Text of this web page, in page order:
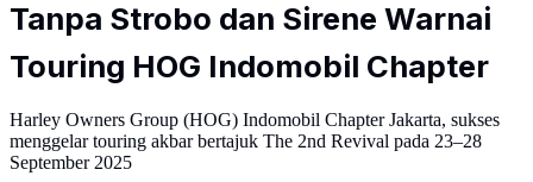
Tanpa Strobo dan Sirene Warnai
Touring HOG Indomobil Chapter
Harley Owners Group (HOG) Indomobil Chapter Jakarta, sukses
menggelar touring akbar bertajuk The 2nd Revival pada 23–28
September 2025